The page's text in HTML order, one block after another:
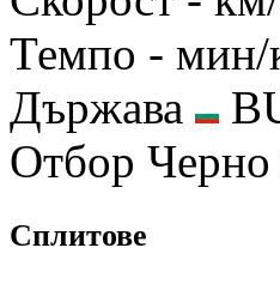
Темпо - мин/
Държава
Отбор Черно
Сплитове